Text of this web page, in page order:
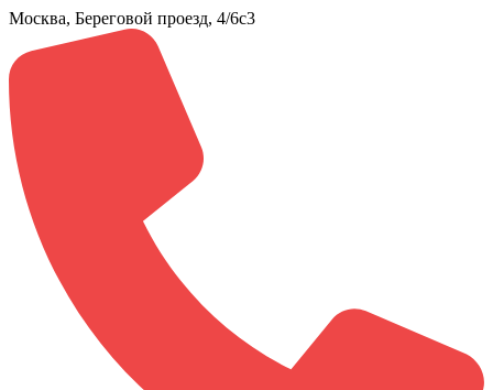
Москва, Береговой проезд, 4/6с3